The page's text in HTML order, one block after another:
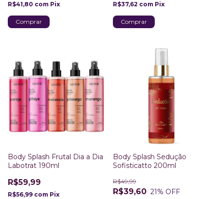
R$41,80 com Pix R$37,62 com Pix
Body Splash Frutal Dia a Dia
Labotrat 190ml
R$59,99
R$56,99 com Pix
Body Splash Sedução
Sofisticatto 200ml
R$39,60
R$49,99
21% OFF